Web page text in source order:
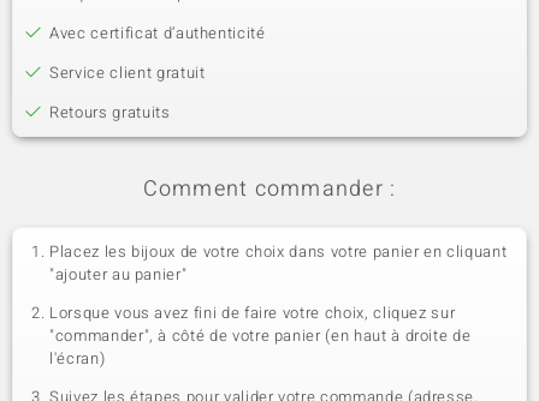
Avec certificat d’authenticité
Service client gratuit
Retours gratuits
Comment commander :
Placez les bijoux de votre choix dans votre panier en cliquant
"ajouter au panier"
Lorsque vous avez fini de faire votre choix, cliquez sur
"commander", à côté de votre panier (en haut à droite de
l'écran)